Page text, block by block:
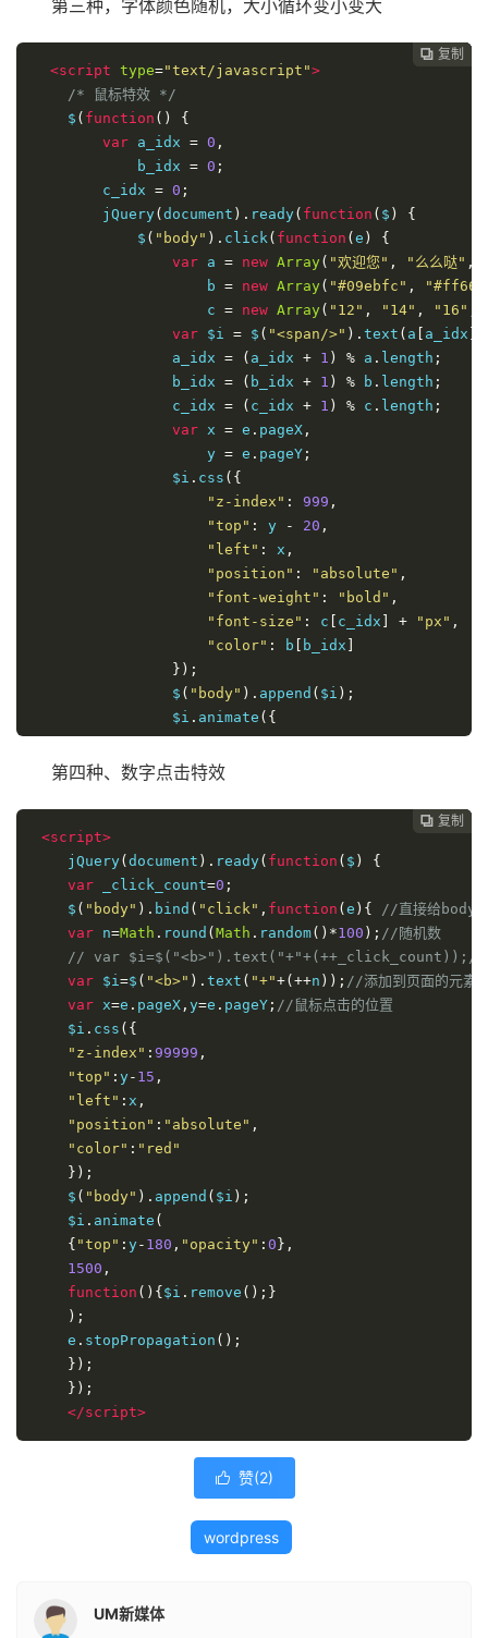
第三种，字体颜色随机，大小循环变小变大
 复制
 复制
 复制
 复制
<script type="text/javascript">
/* 鼠标特效 */
    $
( function ()
{
var a_idx = 0 ,
            b_idx
= 0 ;
        c_idx
= 0 ;
        jQuery
( document ). ready( function ( $ )
{
            $
( "body" ). click( function ( e )
{
var a = new Array( "欢迎您" , "么么哒" ,
                    b
= new Array( "#09ebfc" ,
                    c
= new Array( "12" , "14" , "16"
var $i = $ ( "<span/>" ). text ( a a_idx
                a_idx
= ( a_idx + 1 ) % a . length ;
                b_idx
= ( b_idx + 1 ) % b . length ;
                c_idx
= ( c_idx + 1 ) % c . length ;
var x = e . pageX ,
                    y
= e . pageY ;
                $i
. css ({
"z-index" : 999 ,
"top" : y - 20 ,
"left" : x ,
"position" : "absolute" ,
"font-weight" : "bold" ,
"font-size" : c c_idx + "px" ,
"color" : b b_idx
});
                $
( "body" ). append ( $i );
                $i
. animate ({
"top": y - 180,
"opacity"
                    $i
.remove();
});
});
var _hmt = _hmt ||
[];
})
</script>
第四种、数字点击特效
 复制
 复制
 复制
<script>
    jQuery
( document ). ready( function ( $ )
{
var _click_count=0 ;
    $
( "body" ). bind ( "click" , function ( e ){
//直接给body
var n=Math . round ( Math . random()*100 ); //随机数
// var $i=$("<b>").text("+"+(++_click_count));//添
var $i=$ ( "<b>" ). text ( "+"+(++n )); //添加到页面的元
var x=e . pageX , y=e . pageY ; //鼠标点击的位置
    $i
. css ({
"z-index" : 99999 ,
"top" : y- 15 ,
"left" : x ,
"position" : "absolute" ,
"color" : "red"
});
    $
( "body" ). append ( $i );
    $i
. animate (
{ "top" : y- 180 , "opacity" : 0 },
1500 ,
function (){ $i . remove ();}
);
    e
. stopPropagation ();
});
});
</script>
 赞(2)
wordpress
UM新媒体